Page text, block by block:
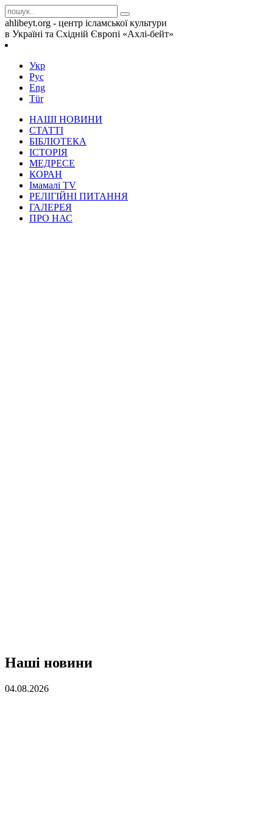
ahlibeyt.org - центр ісламської культури
в Україні та Східній Європі «Ахлі-бейт»
Укр
Рус
Eng
Tür
НАШІ НОВИНИ
СТАТТІ
БІБЛІОТЕКА
ІСТОРІЯ
МЕДРЕСЕ
КОРАН
Iмамалi TV
РЕЛІГІЙНІ ПИТАННЯ
ГАЛЕРЕЯ
ПРО НАС
Наші новини
04.08.2026